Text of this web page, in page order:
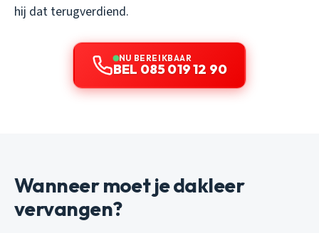
hij dat terugverdiend.
NU BEREIKBAAR
BEL 085 019 12 90
Wanneer moet je dakleer
vervangen?